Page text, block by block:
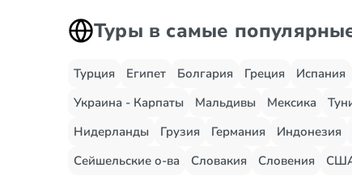
Туры в самые
Турция Египет Болгария Греция Испания
Украина - Карпаты
Мальдивы Мексика
Нидерланды
Грузия Германия Индонезия
Сейшельские о-ва
Словакия Словения